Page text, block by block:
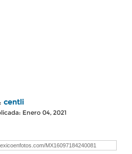
centli
Enero 04, 2021